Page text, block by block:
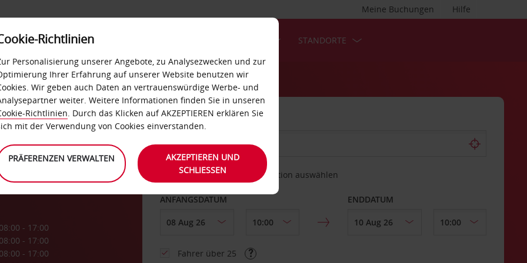
Hilfe
Meine Buchungen
LOYALTY SELF-SERVICES STANDORTE
08:00 - 17:00
08:00 - 17:00
08:00 - 17:00
ABHOLEN VON
Eine andere Rückgabestation auswählen
ANFANGSDATUM ENDDATUM
Fahrer über 25
Richtlinien
Personalisierung unserer Angebote, zu Analysezwecken und zur
Ihrer Erfahrung auf unserer Website benutzen wir
Wir geben auch Daten an vertrauenswürdige Werbe- und
weiter. Weitere Informationen finden Sie in unseren
Richtlinien. Durch das Klicken auf AKZEPTIEREN erklären Sie
mit der Verwendung von Cookies einverstanden.
PRÄFERENZEN VERWALTEN
AKZEPTIEREN UND
SCHLIESSEN